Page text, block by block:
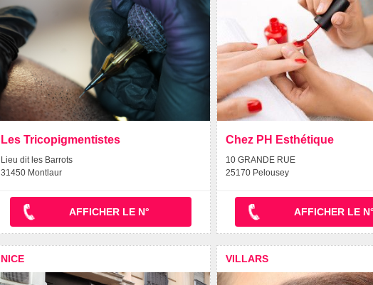
Les Tricopigmentistes
Lieu dit les Barrots
31450 Montlaur
AFFICHER LE N°
Chez PH Esthétique
10 GRANDE RUE
25170 Pelousey
AFFICHER LE
NICE VILLARS